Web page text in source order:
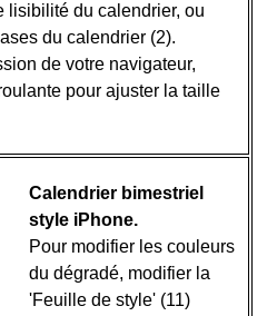
lisibilité du calendrier, ou
du calendrier (2).
de votre navigateur,
pour ajuster la taille
Calendrier bimestriel
style iPhone.
Pour modifier les couleurs
du dégradé, modifier la
'Feuille de style' (11)